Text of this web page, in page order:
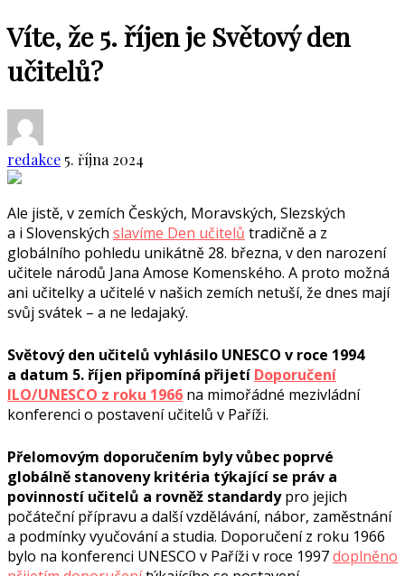
Víte, že 5. říjen je Světový den
učitelů?
redakce 5. října 2024
Ale jistě, v zemích Českých, Moravských, Slezských
a i Slovenských slavíme Den učitelů tradičně a z
globálního pohledu unikátně 28. března, v den narození
učitele národů Jana Amose Komenského. A proto možná
ani učitelky a učitelé v našich zemích netuší, že dnes mají
svůj svátek – a ne ledajaký.
Světový den učitelů vyhlásilo UNESCO v roce 1994
a datum 5. říjen připomíná přijetí Doporučení
ILO/UNESCO z roku 1966 na mimořádné mezivládní
konferenci o postavení učitelů v Paříži.
Přelomovým doporučením byly vůbec poprvé
globálně stanoveny kritéria týkající se práv a
povinností učitelů a rovněž standardypro jejich
počáteční přípravu a další vzdělávání, nábor, zaměstnání
a podmínky vyučování a studia. Doporučení z roku 1966
bylo na konferenci UNESCO v Paříži v roce 1997doplněno